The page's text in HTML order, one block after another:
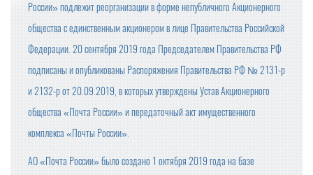
России» подлежит реорганизации в форме непубличного Акционерного
общества с единственным акционером в лице Правительства Российской
Федерации. 20 сентября 2019 года Председателем Правительства РФ
подписаны и опубликованы Распоряжения Правительства РФ № 2131-р
и 2132-р от 20.09.2019, в которых утверждены Устав Акционерного
общества «Почта России» и передаточный акт имущественного
комплекса «Почты России».
АО «Почта России» было создано 1 октября 2019 года на базе